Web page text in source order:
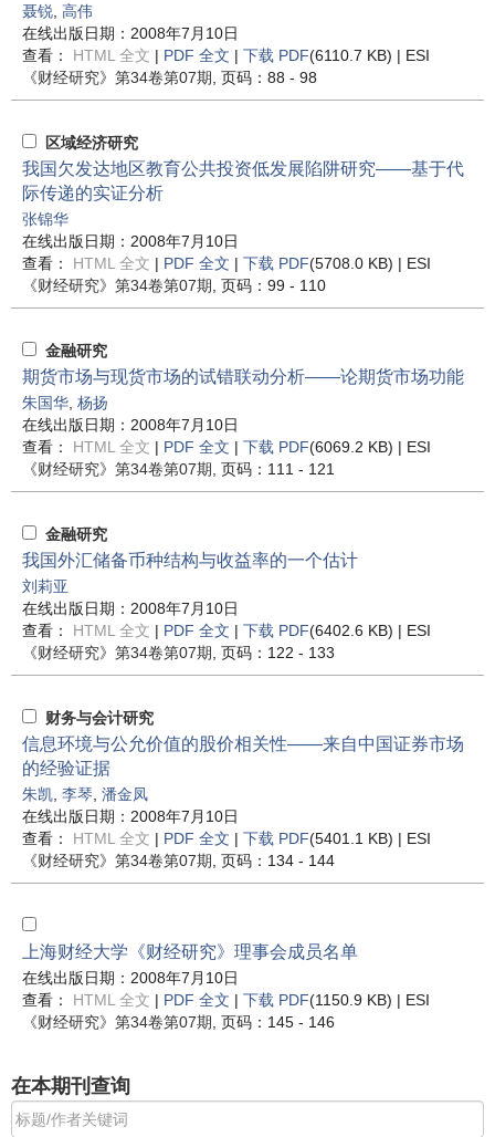
聂锐 高伟
在线出版日期：2008年7月10日
查看： HTML 全文 | PDF 全文 | 下载 PDF(6110.7 KB) | ESI
《财经研究》 第34卷第07期 , 页码：88 - 98
区域经济研究
我国欠发达地区教育公共投资低发展陷阱研究——基于代
际传递的实证分析
张锦华
在线出版日期：2008年7月10日
查看： HTML 全文 | PDF 全文 | 下载 PDF(5708.0 KB) | ESI
《财经研究》 第34卷第07期 , 页码：99 - 110
金融研究
期货市场与现货市场的试错联动分析——论期货市场功能
朱国华 杨扬
在线出版日期：2008年7月10日
查看： HTML 全文 | PDF 全文 | 下载 PDF(6069.2 KB) | ESI
《财经研究》 第34卷第07期 , 页码：111 - 121
金融研究
我国外汇储备币种结构与收益率的一个估计
刘莉亚
在线出版日期：2008年7月10日
查看： HTML 全文 | PDF 全文 | 下载 PDF(6402.6 KB) | ESI
《财经研究》 第34卷第07期 , 页码：122 - 133
财务与会计研究
信息环境与公允价值的股价相关性——来自中国证券市场
的经验证据
朱凯 李琴 潘金凤
在线出版日期：2008年7月10日
查看： HTML 全文 | PDF 全文 | 下载 PDF(5401.1 KB) | ESI
《财经研究》 第34卷第07期 , 页码：134 - 144
上海财经大学《财经研究》理事会成员名单
在线出版日期：2008年7月10日
查看： HTML 全文 | PDF 全文 | 下载 PDF(1150.9 KB) | ESI
《财经研究》 第34卷第07期 , 页码：145 - 146
在本期刊查询